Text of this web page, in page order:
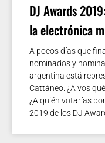
DJ Awards
la electrónica
A pocos días que
nominados y
argentina está
Cattáneo. ¿A vos
¿A quién votarías
2019 de los DJ